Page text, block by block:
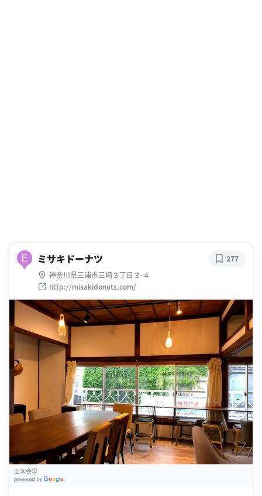
E ミサキドーナツ
神奈川県三浦市三崎３丁目３-４
http://misakidonuts.com/
277
山本会里